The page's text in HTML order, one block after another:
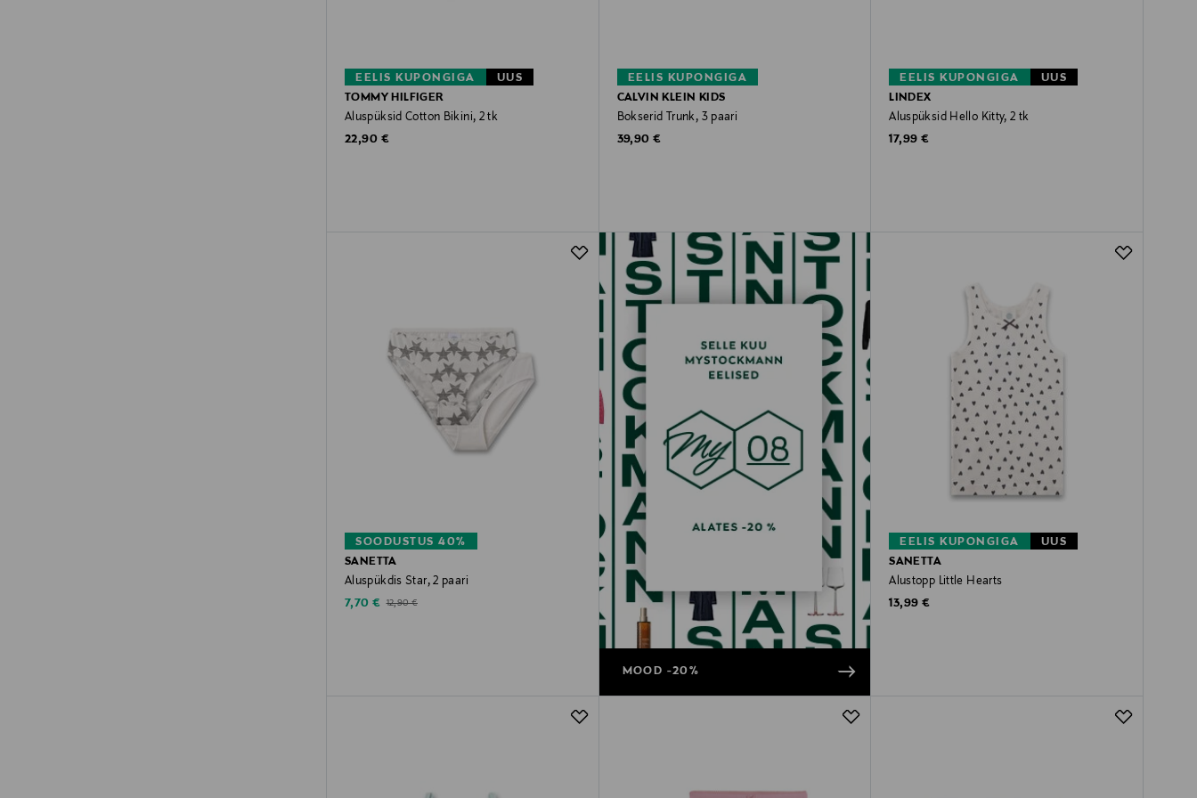
EELIS KUPONGIGA
UUS
TOMMY HILFIGER
Aluspüksid Cotton Bikini, 2 tk
Original Price
22,90 €
EELIS KUPONGIGA
CALVIN KLEIN KIDS
Bokserid Trunk, 3 paari
Original Price
39,90 €
EELIS KUPONGIGA
UUS
LINDEX
Aluspüksid Hello Kitty, 2 tk
Original Price
17,99 €
SOODUSTUS 40%
SANETTA
Aluspükdis Star, 2 paari
Discounted Price
7,70 € Original Price
12,90 €
MOOD -20%
EELIS KUPONGIGA
UUS
SANETTA
Alustopp Little Hearts
Original Price
13,99 €